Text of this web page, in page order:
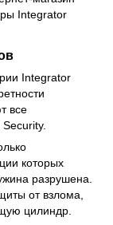
Integrator
Integrator
все
которых
разрушена.
от взлома,
цилиндр.